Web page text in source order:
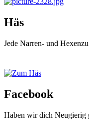
Häs
Jede Narren- und
Facebook
Haben wir dich Neugierig